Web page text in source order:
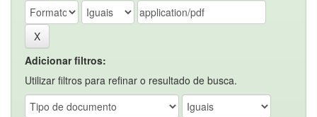
Adicionar filtros:
Utilizar filtros para refinar o resultado de busca.